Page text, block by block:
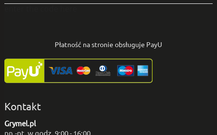
Płatność na stronie obsługuje PayU
Kontakt
Grymel.pl
pn.-pt. w godz. 9:00 - 16:00